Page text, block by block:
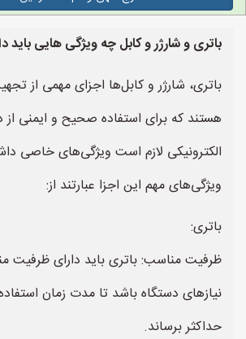
باتری و شارژر و کابل چه ویژگی هایی باید
باتری، شارژر و کابل‌ها اجزای مهمی از
هستند که برای استفاده صحیح و ایمنی از
الکترونیکی لازم است ویژگی‌های خاصی
ویژگی‌های مهم این اجزا عبارتند از:
باتری:
ظرفیت مناسب: باتری باید دارای ظرفیت
نیازهای دستگاه باشد تا مدت زمان
حداکثر برساند.